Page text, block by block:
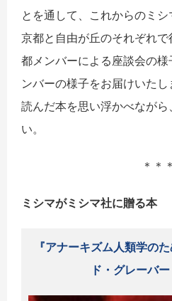
とを通して、これからのミ
京都と自由が丘のそれぞれ
都メンバーによる座談会の
ンバーの様子をお届けいた
読んだ本を思い浮かべなが
い。
＊＊＊
ミシマがミシマ社に贈る本
『アナーキズム人類学の
ド・グレーバー